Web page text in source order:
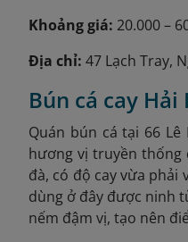
Khoảng giá: 20.000 –
Địa chỉ: 47 Lạch Tray,
Bún cá cay Hải
Quán bún cá tại 66
hương vị truyền thống
đà, có độ cay vừa phải
dùng ở đây được ninh
nếm đậm vị, tạo nên